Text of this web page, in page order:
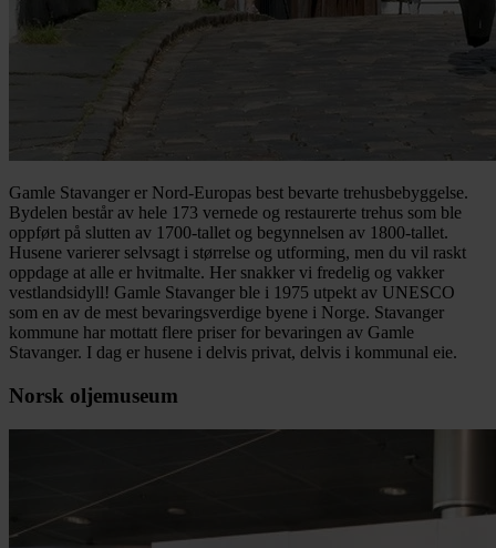
Gamle Stavanger er Nord-Europas best bevarte trehusbebyggelse.
Bydelen består av hele 173 vernede og restaurerte trehus som ble
oppført på slutten av 1700-tallet og begynnelsen av 1800-tallet.
Husene varierer selvsagt i størrelse og utforming, men du vil raskt
oppdage at alle er hvitmalte. Her snakker vi fredelig og vakker
vestlandsidyll! Gamle Stavanger ble i 1975 utpekt av UNESCO
som en av de mest bevaringsverdige byene i Norge. Stavanger
kommune har mottatt flere priser for bevaringen av Gamle
Stavanger. I dag er husene i delvis privat, delvis i kommunal eie.
Norsk oljemuseum